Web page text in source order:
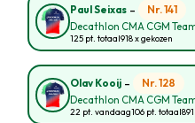
Paul Seixas - Nr. 141
Decathlon CMA CGM
125 pt. totaal918 x gekozen
Olav Kooij - Nr. 128
Decathlon CMA CGM
22 pt. vandaag106 pt. totaal